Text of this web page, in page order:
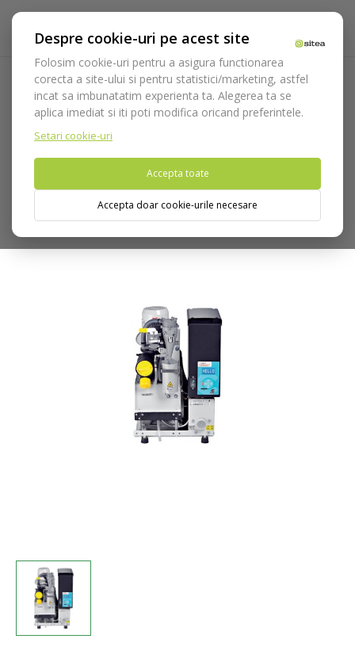
Despre cookie-uri pe acest site
Folosim cookie-uri pentru a asigura functionarea
corecta a site-ului si pentru statistici/marketing, astfel
incat sa imbunatatim experienta ta. Alegerea ta se
aplica imediat si iti poti modifica oricand preferintele.
Setari cookie-uri
Accepta toate
Accepta doar cookie-urile necesare
Acasa Echipamente Aparatura
Aspiratie chirurgicala
TURBO SMART A
Nu puteti plasa comenzi din tara din care accesati website-ul